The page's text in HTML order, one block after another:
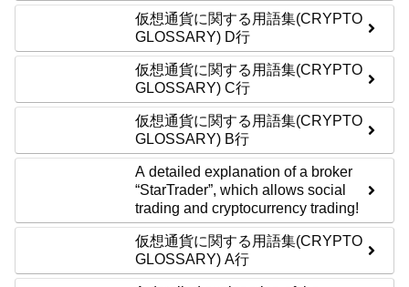
仮想通貨に関する用語集(CRYPTO
GLOSSARY) D行
仮想通貨に関する用語集(CRYPTO
GLOSSARY) C行
仮想通貨に関する用語集(CRYPTO
GLOSSARY) B行
A detailed explanation of a broker
“StarTrader”, which allows social
trading and cryptocurrency trading!
仮想通貨に関する用語集(CRYPTO
GLOSSARY) A行